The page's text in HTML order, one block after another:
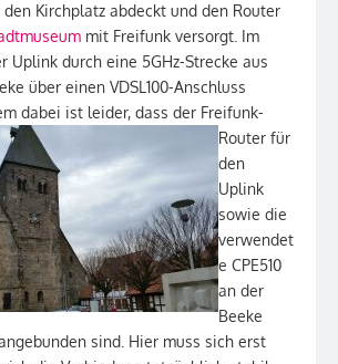
den Kirchplatz abdeckt und den Router
mit Freifunk versorgt. Im
Uplink durch eine 5GHz-Strecke aus
über einen VDSL100-Anschluss
dabei ist leider, dass der Freifunk-
Router für
den
Uplink
sowie die
verwendet
e CPE510
an der
Beeke
sind. Hier muss sich erst